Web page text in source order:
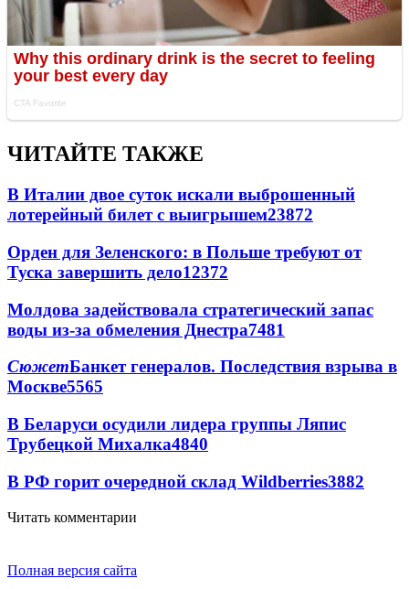
ЧИТАЙТЕ ТАКЖЕ
В Италии двое суток искали выброшенный
лотерейный билет с выигрышем23872
Орден для Зеленского: в Польше требуют от
Туска завершить дело12372
Молдова задействовала стратегический запас
воды из-за обмеления Днестра7481
СюжетБанкет генералов. Последствия взрыва в
Москве5565
В Беларуси осудили лидера группы Ляпис
Трубецкой Михалка4840
В РФ горит очередной склад Wildberries3882
Читать комментарии
Полная версия сайта